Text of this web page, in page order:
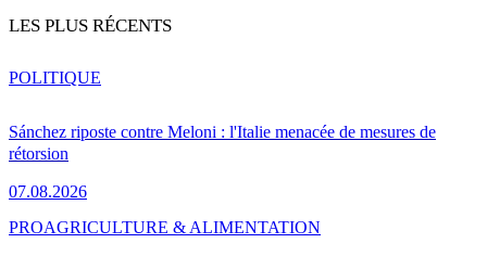
LES PLUS RÉCENTS
Sánchez riposte contre Meloni : l'Italie menacée de mesures de
rétorsion
07.08.2026
POLITIQUE
PROAGRICULTURE & ALIMENTATION